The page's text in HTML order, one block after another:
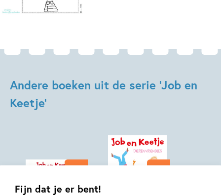
Fijn dat je er bent!
Andere boeken uit de serie 'Job en
Keetje'
Deel 2 Deel 2